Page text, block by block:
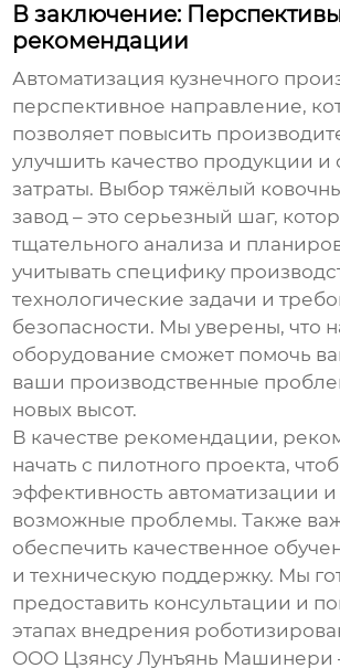
В заключение:
рекомендации
Автоматизация кузнечного
перспективное направление,
позволяет повысить
улучшить качество продукции и
затраты. Выбортяжёлый
завод – это серьезный шаг,
тщательного анализа и
учитывать специфику
технологические задачи и
безопасности. Мы уверены, что
оборудование сможет помочь
ваши производственные
новых высот.
В качестве рекомендации,
начать с пилотного проекта,
эффективность автоматизации и
возможные проблемы. Также
обеспечить качественное
и техническую поддержку. Мы
предоставить консультации и
этапах внедрения
ООО Цзянсу Лунъянь Машинери